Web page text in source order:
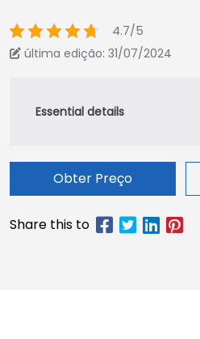
4.7/5
última edição: 31/07/2024
Obter Preço